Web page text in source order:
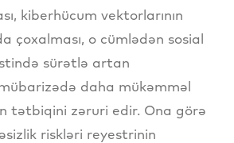
kiberhücum vektorlarının
çoxalması, o cümlədən sosial
sürətlə artan
daha mükəmməl
tətbiqini zəruri edir. Ona görə
riskləri reyestrinin